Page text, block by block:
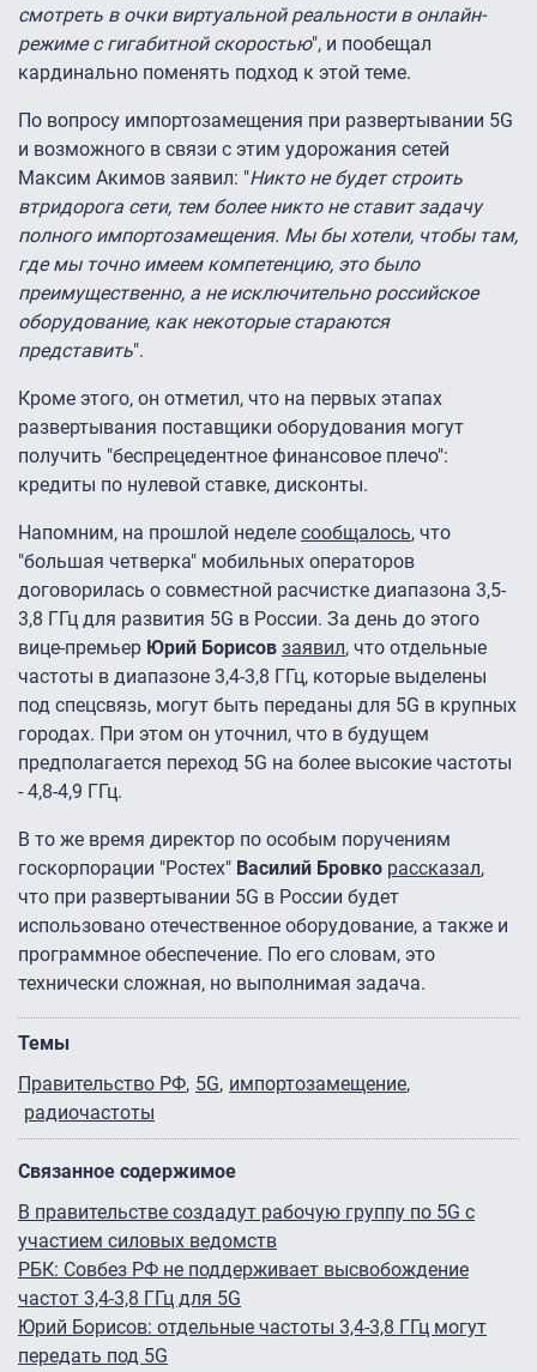
смотреть в очки виртуальной реальности в онлайн-
режиме с гигабитной скоростью", и пообещал
кардинально поменять подход к этой теме.
По вопросу импортозамещения при развертывании 5G
и возможного в связи с этим удорожания сетей
Максим Акимов заявил: "Никто не будет строить
втридорога сети, тем более никто не ставит задачу
полного импортозамещения. Мы бы хотели, чтобы там,
где мы точно имеем компетенцию, это было
преимущественно, а не исключительно российское
оборудование, как некоторые стараются
представить".
Кроме этого, он отметил, что на первых этапах
развертывания поставщики оборудования могут
получить "беспрецедентное финансовое плечо":
кредиты по нулевой ставке, дисконты.
Напомним, на прошлой неделе сообщалось, что
"большая четверка" мобильных операторов
договорилась о совместной расчистке диапазона 3,5-
3,8 ГГц для развития 5G в России. За день до этого
вице-премьер Юрий Борисов заявил, что отдельные
частоты в диапазоне 3,4-3,8 ГГц, которые выделены
под спецсвязь, могут быть переданы для 5G в крупных
городах. При этом он уточнил, что в будущем
предполагается переход 5G на более высокие частоты
- 4,8-4,9 ГГц.
В то же время директор по особым поручениям
госкорпорации "Ростех" Василий Бровко рассказал,
что при развертывании 5G в России будет
использовано отечественное оборудование, а также и
программное обеспечение. По его словам, это
технически сложная, но выполнимая задача.
Темы
Правительство РФ 5G импортозамещение
радиочастоты
Связанное содержимое
В правительстве создадут рабочую группу по 5G с
участием силовых ведомств
РБК: Совбез РФ не поддерживает высвобождение
частот 3,4-3,8 ГГц для 5G
Юрий Борисов: отдельные частоты 3,4-3,8 ГГц могут
передать под 5G